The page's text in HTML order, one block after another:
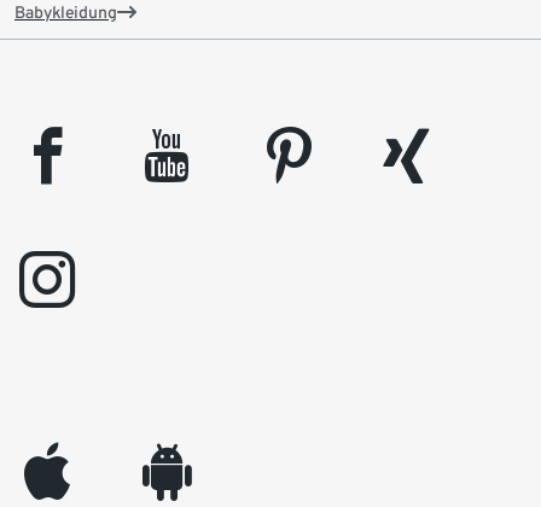
Babykleidung
facebook youtube pinterest
xing
instagram
appleinc android